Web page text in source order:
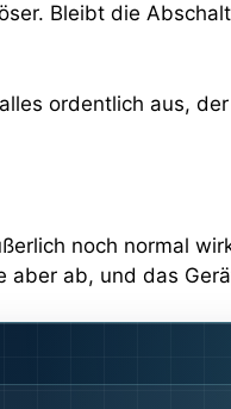
Bleibt die
ordentlich aus,
noch normal
ab, und das